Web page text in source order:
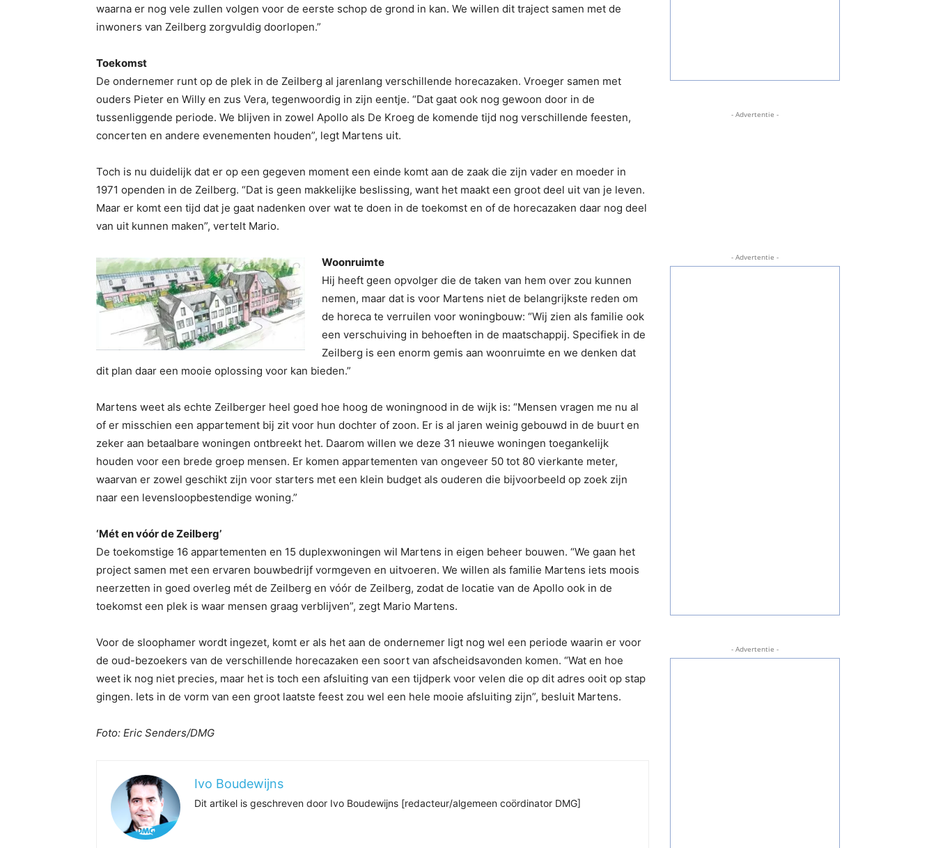
waarna er nog vele zullen volgen voor de eerste schop de grond in kan. We willen dit traject samen met de
inwoners van Zeilberg zorgvuldig doorlopen.”
Toekomst
De ondernemer runt op de plek in de Zeilberg al jarenlang verschillende horecazaken. Vroeger samen met
ouders Pieter en Willy en zus Vera, tegenwoordig in zijn eentje. “Dat gaat ook nog gewoon door in de
tussenliggende periode. We blijven in zowel Apollo als De Kroeg de komende tijd nog verschillende feesten,
concerten en andere evenementen houden”, legt Martens uit.
Toch is nu duidelijk dat er op een gegeven moment een einde komt aan de zaak die zijn vader en moeder in
1971 openden in de Zeilberg. “Dat is geen makkelijke beslissing, want het maakt een groot deel uit van je leven.
Maar er komt een tijd dat je gaat nadenken over wat te doen in de toekomst en of de horecazaken daar nog deel
van uit kunnen maken”, vertelt Mario.
Woonruimte
Hij heeft geen opvolger die de taken van hem over zou kunnen
nemen, maar dat is voor Martens niet de belangrijkste reden om
de horeca te verruilen voor woningbouw: “Wij zien als familie ook
een verschuiving in behoeften in de maatschappij. Specifiek in de
Zeilberg is een enorm gemis aan woonruimte en we denken dat
dit plan daar een mooie oplossing voor kan bieden.”
Martens weet als echte Zeilberger heel goed hoe hoog de woningnood in de wijk is: “Mensen vragen me nu al
of er misschien een appartement bij zit voor hun dochter of zoon. Er is al jaren weinig gebouwd in de buurt en
zeker aan betaalbare woningen ontbreekt het. Daarom willen we deze 31 nieuwe woningen toegankelijk
houden voor een brede groep mensen. Er komen appartementen van ongeveer 50 tot 80 vierkante meter,
waarvan er zowel geschikt zijn voor starters met een klein budget als ouderen die bijvoorbeeld op zoek zijn
naar een levensloopbestendige woning.”
‘Mét en vóór de Zeilberg’
De toekomstige 16 appartementen en 15 duplexwoningen wil Martens in eigen beheer bouwen. “We gaan het
project samen met een ervaren bouwbedrijf vormgeven en uitvoeren. We willen als familie Martens iets moois
neerzetten in goed overleg mét de Zeilberg en vóór de Zeilberg, zodat de locatie van de Apollo ook in de
toekomst een plek is waar mensen graag verblijven”, zegt Mario Martens.
Voor de sloophamer wordt ingezet, komt er als het aan de ondernemer ligt nog wel een periode waarin er voor
de oud-bezoekers van de verschillende horecazaken een soort van afscheidsavonden komen. “Wat en hoe
weet ik nog niet precies, maar het is toch een afsluiting van een tijdperk voor velen die op dit adres ooit op stap
gingen. Iets in de vorm van een groot laatste feest zou wel een hele mooie afsluiting zijn”, besluit Martens.
Foto: Eric Senders/DMG
Ivo Boudewijns
Dit artikel is geschreven door Ivo Boudewijns [redacteur/algemeen coördinator DMG]
- Advertentie -
- Advertentie -
- Advertentie -